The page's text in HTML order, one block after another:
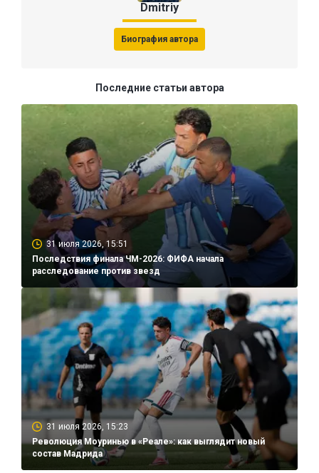
Dmitriy
Биография автора
Последние статьи автора
31 июля 2026, 15:51
Последствия финала ЧМ-2026: ФИФА начала
расследование против звезд
31 июля 2026, 15:23
Революция Моуринью в «Реале»: как выглядит новый
состав Мадрида